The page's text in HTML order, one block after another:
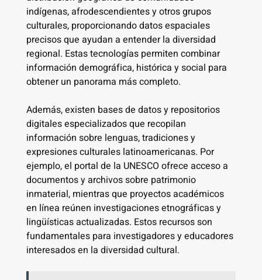
indígenas, afrodescendientes y otros grupos
culturales, proporcionando datos espaciales
precisos que ayudan a entender la diversidad
regional. Estas tecnologías permiten combinar
información demográfica, histórica y social para
obtener un panorama más completo.
Además, existen bases de datos y repositorios
digitales especializados que recopilan
información sobre lenguas, tradiciones y
expresiones culturales latinoamericanas. Por
ejemplo, el portal de la UNESCO ofrece acceso a
documentos y archivos sobre patrimonio
inmaterial, mientras que proyectos académicos
en línea reúnen investigaciones etnográficas y
lingüísticas actualizadas. Estos recursos son
fundamentales para investigadores y educadores
interesados en la diversidad cultural.